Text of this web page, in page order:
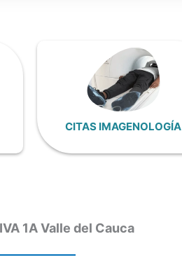
CITAS IMAGENOLOGÍA
1A Valle del Cauca